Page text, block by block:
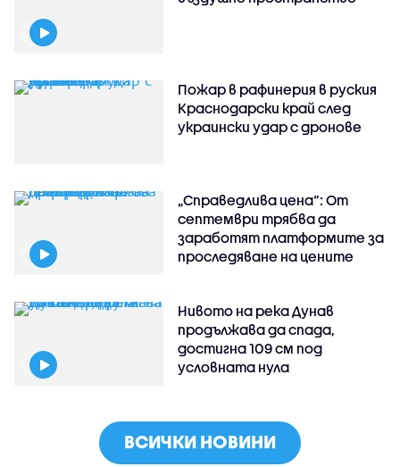
Пожар в рафинерия в руския
Краснодарски край след
украински удар с дронове
„Справедлива цена“: От
септември трябва да
заработят платформите за
проследяване на цените
Нивото на река Дунав
продължава да спада,
достигна 109 см под
условната нула
ВСИЧКИ НОВИНИ